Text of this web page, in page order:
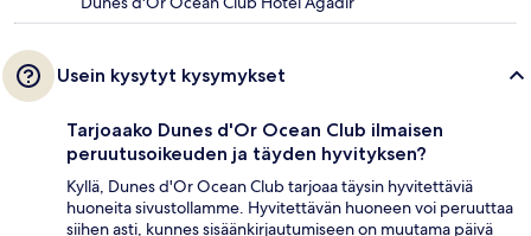
Usein kysytyt kysymykset
Tarjoaako Dunes d'Or Ocean Club ilmaisen
peruutusoikeuden ja täyden hyvityksen?
Kyllä, Dunes d'Or Ocean Club tarjoaa täysin hyvitettäviä
huoneita sivustollamme. Hyvitettävän huoneen voi peruuttaa
siihen asti, kunnes sisäänkirjautumiseen on muutama päivä